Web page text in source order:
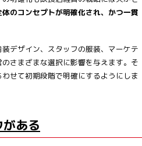
のコンセプトが明確化され、かつ一貫
デザイン、スタッフの服装、マーケテ
さまざまな選択に影響を与えます。そ
せて初期段階で明確にするようにしま
ある